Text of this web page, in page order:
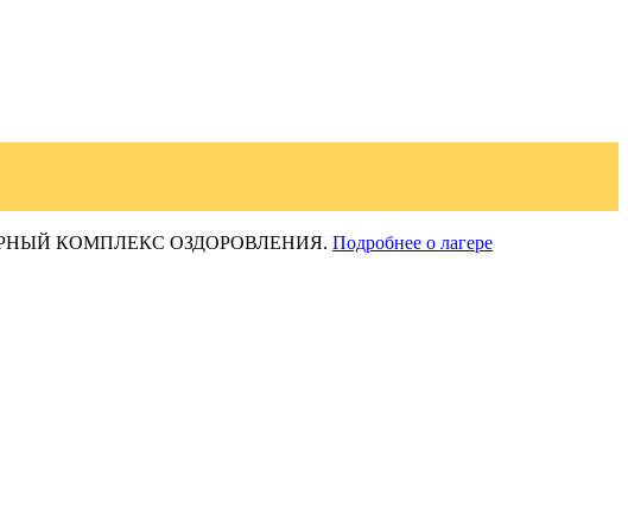
КОМПЛЕКС ОЗДОРОВЛЕНИЯ. Подробнее о лагере